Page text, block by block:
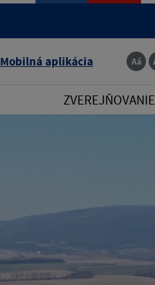
Mobilná aplikácia
ZVEREJŇOVANIE